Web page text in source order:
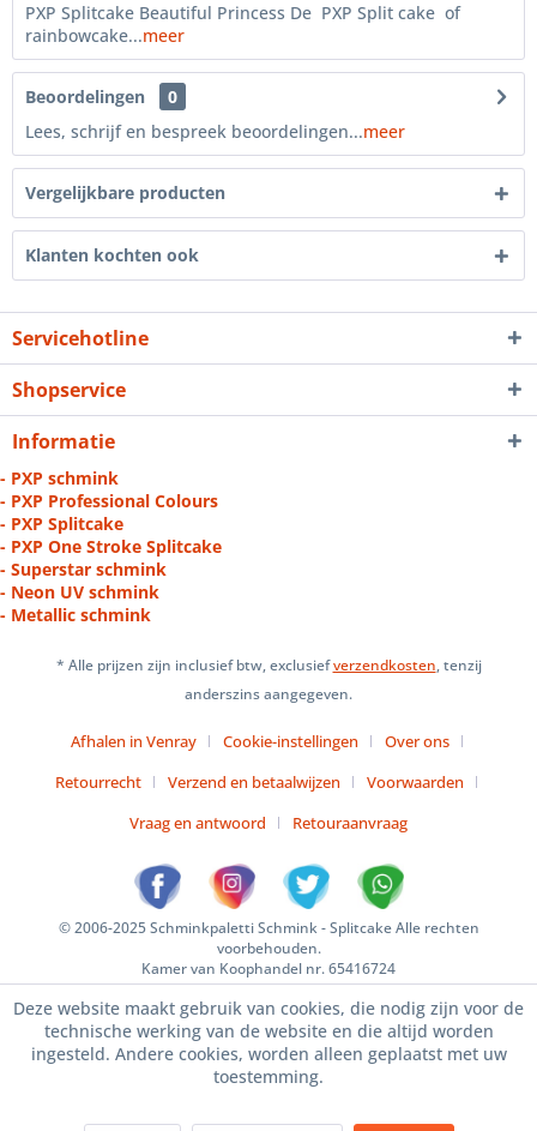
PXP Splitcake Beautiful Princess De PXP Split cake of
rainbowcake...meer
Beoordelingen
0
Lees, schrijf en bespreek beoordelingen...meer
Vergelijkbare producten
Klanten kochten ook
Servicehotline
Shopservice
Informatie
- PXP schmink
- PXP Professional Colours
- PXP Splitcake
- PXP One Stroke Splitcake
- Superstar schmink
- Neon UV schmink
- Metallic schmink
* Alle prijzen zijn inclusief btw, exclusiefverzendkosten, tenzij
anderszins aangegeven.
Afhalen in Venray Cookie-instellingen
Over ons
Retourrecht
Verzend en betaalwijzen
Voorwaarden
Vraag en antwoord
Retouraanvraag
© 2006-2025 Schminkpaletti Schmink - Splitcake Alle rechten
voorbehouden.
Kamer van Koophandel nr. 65416724
Deze website maakt gebruik van cookies, die nodig zijn voor de
technische werking van de website en die altijd worden
ingesteld. Andere cookies, worden alleen geplaatst met uw
toestemming.